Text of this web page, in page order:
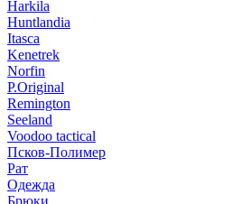
Harkila
Huntlandia
Itasca
Kenetrek
Norfin
P.Original
Remington
Seeland
Voodoo tactical
Псков-Полимер
Рат
Одежда
Брюки